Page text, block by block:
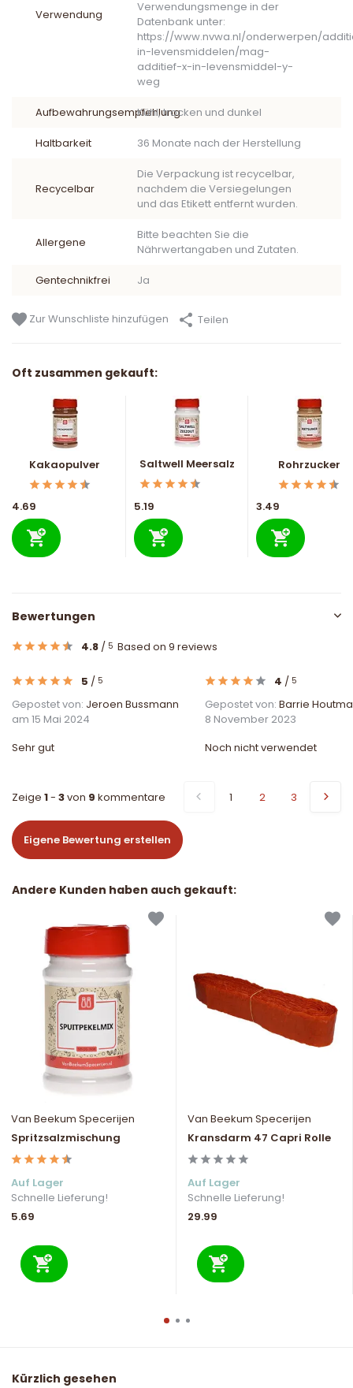
Verwendung
Verwendungsmenge in der
Datenbank unter:
https://www.nvwa.nl/onderwerpen/
in-levensmiddelen/mag-
additief-x-in-levensmiddel-y-
weg
AufbewahrungsempfehlungKühl, trocken und dunkel
Haltbarkeit 36 Monate nach der Herstellung
Recycelbar
Die Verpackung ist recycelbar,
nachdem die Versiegelungen
und das Etikett entfernt wurden.
Allergene
Bitte beachten Sie die
Nährwertangaben und Zutaten.
Gentechnikfrei Ja
Zur Wunschliste hinzufügen Teilen
Oft zusammen gekauft:
Kakaopulver
4.69
Saltwell Meersalz
5.19
Rohrzucker
3.49
Bewertungen
4.8 / 5 Based on 9 reviews
5 / 5
Gepostet von: Jeroen Bussmann
am 15 Mai 2024
Sehr gut
4 / 5
Gepostet von: Barrie
8 November 2023
Noch nicht verwendet
Zeige 1- 3von 9 kommentare 1 2 3
Eigene Bewertung erstellen
Andere Kunden haben auch gekauft:
Van Beekum Specerijen
Spritzsalzmischung
Auf Lager
Schnelle Lieferung!
5.69
Van Beekum Specerijen
Kransdarm 47 Capri Rolle
Auf Lager
Schnelle Lieferung!
29.99
Kürzlich gesehen